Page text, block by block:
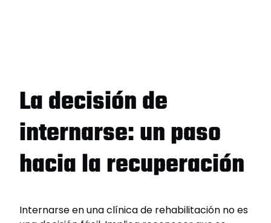
La decisión de
internarse: un paso
hacia la recuperación
Internarse en una clínica de rehabilitación no es